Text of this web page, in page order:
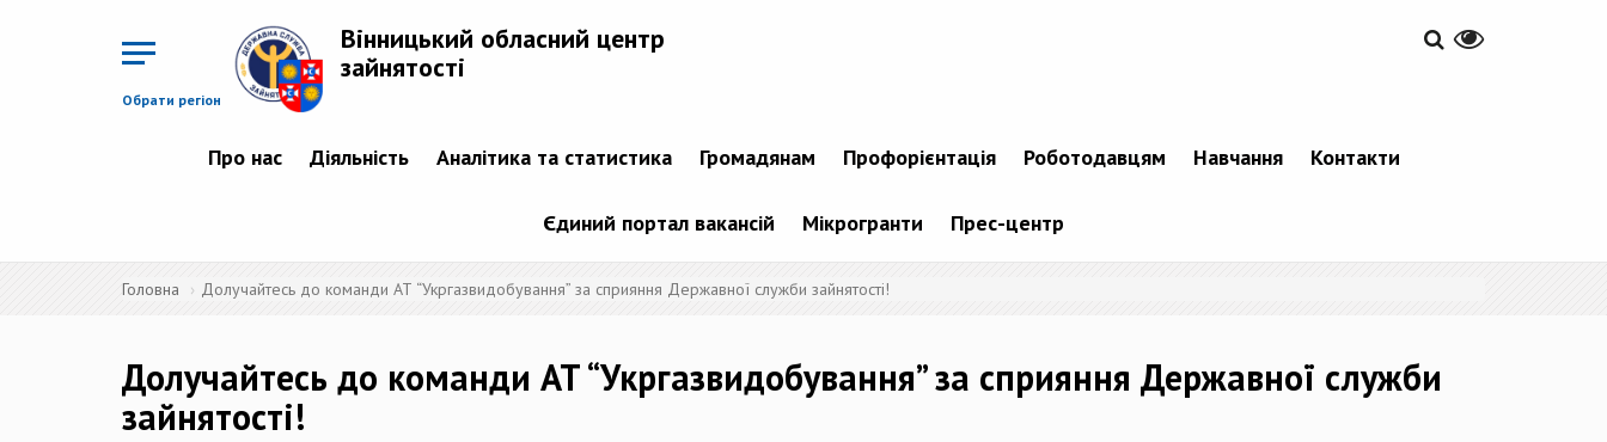
Обрати регіон
Вінницький обласний центр
зайнятості
Про нас Діяльність Аналітика та статистика Громадянам Профорієнтація Роботодавцям Навчання Контакти
Єдиний портал вакансій Мікрогранти Прес-центр
Головна Долучайтесь до команди АТ “Укргазвидобування” за сприяння Державної служби зайнятості!
Долучайтесь до команди АТ “Укргазвидобування” за сприяння Державної служби
зайнятості!